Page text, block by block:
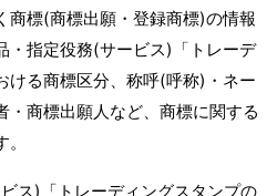
商標(商標出願・登録商標)の情報
・指定役務(サービス)「トレーデ
ける商標区分、称呼(呼称)・ネー
・商標出願人など、商標に関する
ス)「トレーディングスタンプの